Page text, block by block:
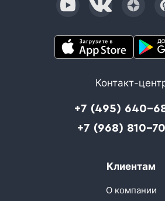
Контакт-
+7 (495) 640-
+7 (968) 810-
Клиентам
О компании